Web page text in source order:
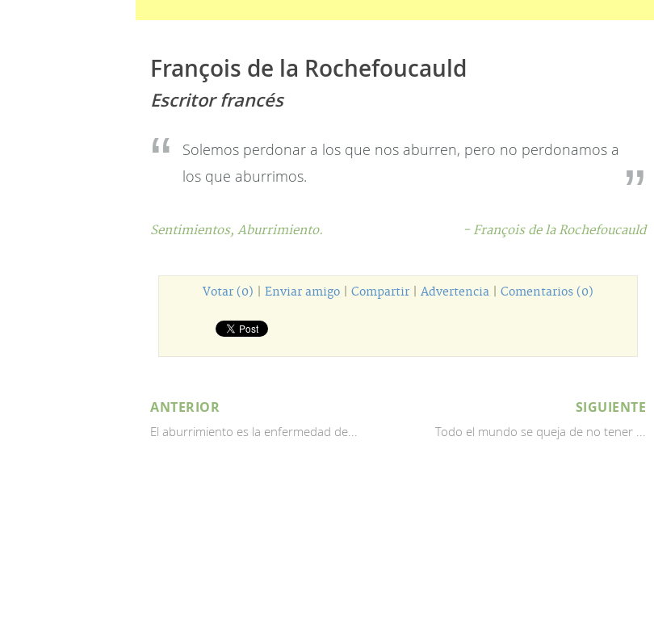
François de la Rochefoucauld
Escritor francés
Solemos perdonar a los que nos aburren, pero no perdonamos a
los que aburrimos.
Sentimientos, Aburrimiento. - François de la Rochefoucauld
Votar (0) Enviar amigo Compartir Advertencia Comentarios (0)
ANTERIOR
El aburrimiento es la enfermedad de...
SIGUIENTE
Todo el mundo se queja de no tener ...